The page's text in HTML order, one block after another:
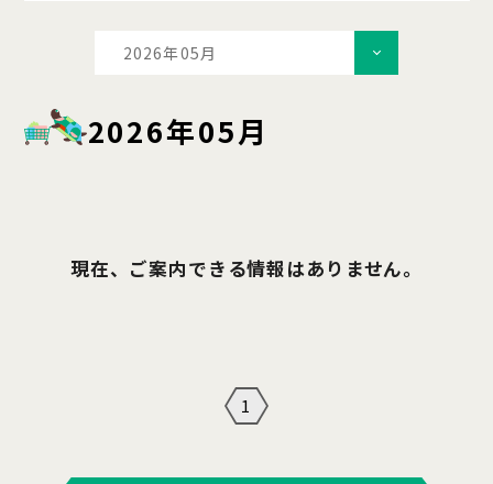
2026年05月
2026年05月
現在、ご案内できる情報はありません。
1